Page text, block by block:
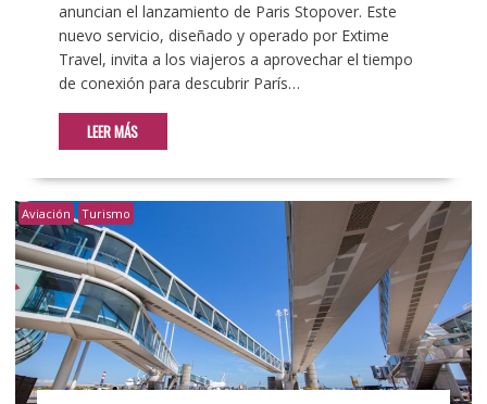
anuncian el lanzamiento de Paris Stopover. Este
nuevo servicio, diseñado y operado por Extime
Travel, invita a los viajeros a aprovechar el tiempo
de conexión para descubrir París…
LEER MÁS
Aviación Turismo